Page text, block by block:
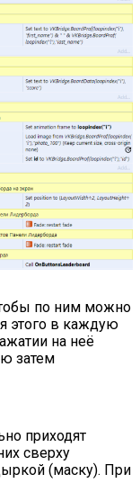
по ним можно
этого в каждую
на неё
затем
приходят
сверху
(маску). При